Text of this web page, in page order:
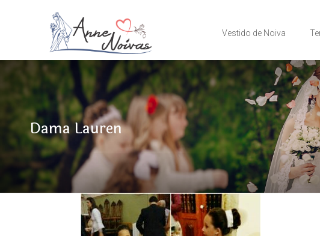
Vestido de Noiva
Dama Lauren